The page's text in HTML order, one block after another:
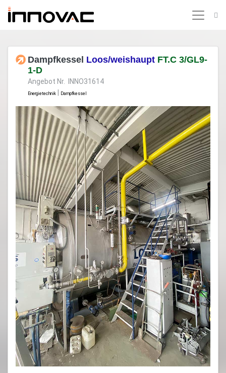
Dampfkessel Loos/weishaupt FT.C 3/GL9-
1-D
Angebot Nr. INNO31614
Energietechnik Dampfkessel
Previous Next